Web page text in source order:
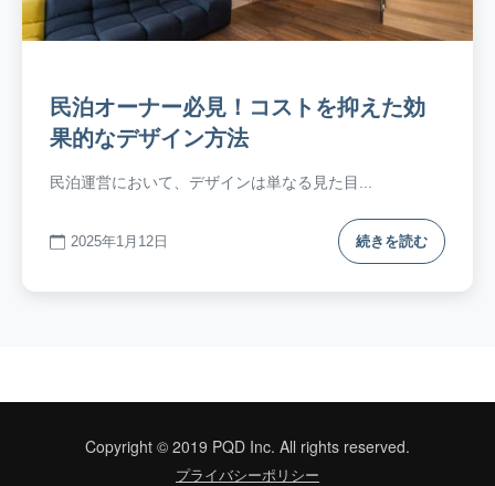
民泊オーナー必見！コストを抑えた効
果的なデザイン方法
民泊運営において、デザインは単なる見た目...
2025年1月12日 続きを読む
Copyright © 2019 PQD Inc. All rights reserved.
プライバシーポリシー